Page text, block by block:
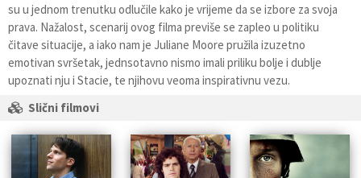
su u jednom trenutku odlučile kako je vrijeme da se izbore za svoja
prava. Nažalost, scenarij ovog filma previše se zapleo u politiku
čitave situacije, a iako nam je Juliane Moore pružila izuzetno
emotivan svršetak, jednsotavno nismo imali priliku bolje i dublje
upoznati nju i Stacie, te njihovu veoma inspirativnu vezu.
Slični filmovi